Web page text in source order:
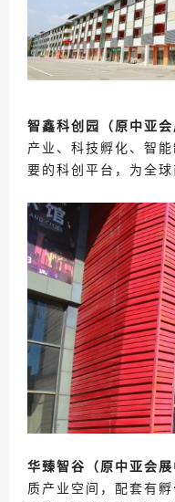
智鑫科创园（原中亚会
产业、科技孵化、智
要的科创平台，为全
华臻智谷（原中亚会展
质产业空间，配套有